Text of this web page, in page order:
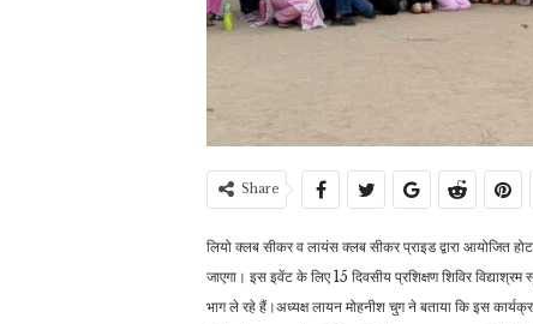
Share
लियो क्लब सीकर व लायंस क्लब सीकर प्राइड द्वारा आयोजित
जाएगा। इस इवेंट के लिए 15 दिवसीय प्रशिक्षण शिविर
भाग ले रहे हैं।अध्यक्ष लायन मोहनीश चुग ने बताया कि इस